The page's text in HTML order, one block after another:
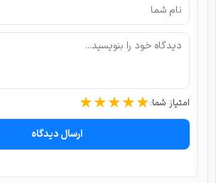
امتیاز شما: ★★★★★
ارسال دیدگاه